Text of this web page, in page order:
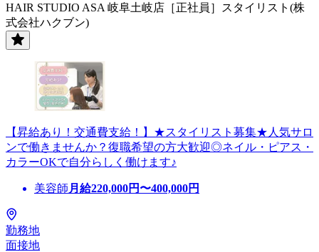
HAIR STUDIO ASA 岐阜土岐店［正社員］スタイリスト(株
式会社ハクブン)
【昇給あり！交通費支給！】★スタイリスト募集★人気サロ
ンで働きませんか？復職希望の方大歓迎◎ネイル・ピアス・
カラーOKで自分らしく働けます♪
美容師 月給220,000円〜400,000円
勤務地
面接地